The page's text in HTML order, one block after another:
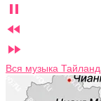



Вся музыка